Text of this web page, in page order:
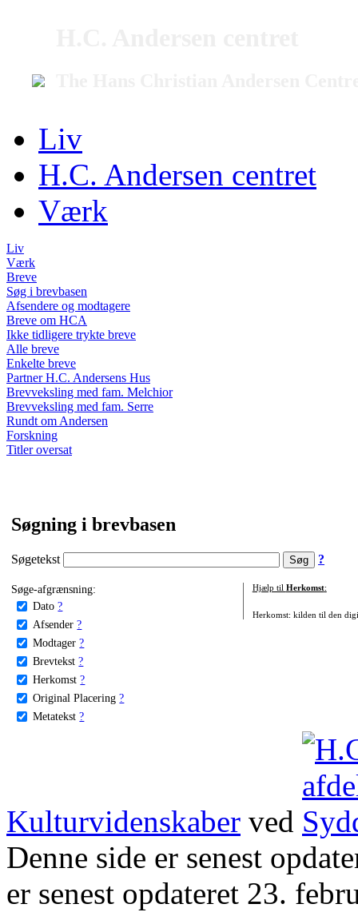
Liv
H.C. Andersen centret
Værk
Liv
Værk
Breve
Søg i brevbasen
Afsendere og modtagere
Breve om HCA
Ikke tidligere trykte breve
Alle breve
Enkelte breve
Partner H.C. Andersens Hus
Brevveksling med fam. Melchior
Brevveksling med fam. Serre
Rundt om Andersen
Forskning
Titler oversat
Søgning i brevbasen
Søgetekst ?
Søge-afgrænsning:
Dato ?
Afsender ?
Modtager ?
Brevtekst ?
Herkomst ?
Original Placering ?
Metatekst ?
Hjælp til Herkomst:
Herkomst: kilden til den
Kulturvidenskaber ved
Denne side er senest
er senest opdateret 23.